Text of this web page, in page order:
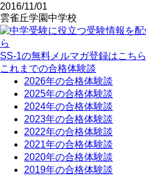
2016/11/01
雲雀丘学園中学校
SS-1の無料メルマガ登録はこちら
これまでの合格体験談
2026年の合格体験談
2025年の合格体験談
2024年の合格体験談
2023年の合格体験談
2022年の合格体験談
2021年の合格体験談
2020年の合格体験談
2019年の合格体験談